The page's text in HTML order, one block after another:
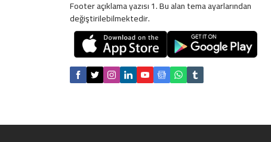
Footer açıklama yazısı 1. Bu alan tema ayarlarından
değiştirilebilmektedir.